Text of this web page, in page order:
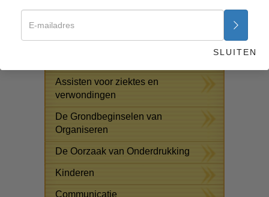
GRATIS ONLINE CURSUSSEN
Assisten voor ziektes en
verwondingen
De Grondbeginselen van
Organiseren
De Oorzaak van Onderdrukking
Kinderen
Communicatie
SLUITEN